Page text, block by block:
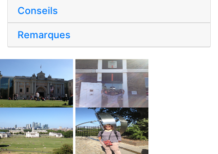
Conseils
Remarques